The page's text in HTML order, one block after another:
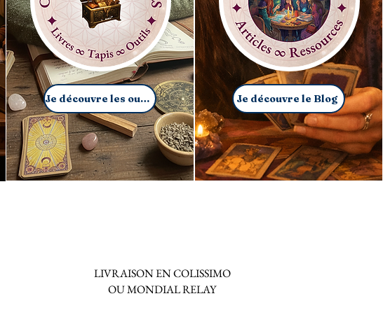
Je découvre les outils Je découvre le Blog
LIVRAISON EN COLISSIMO
OU MONDIAL RELAY